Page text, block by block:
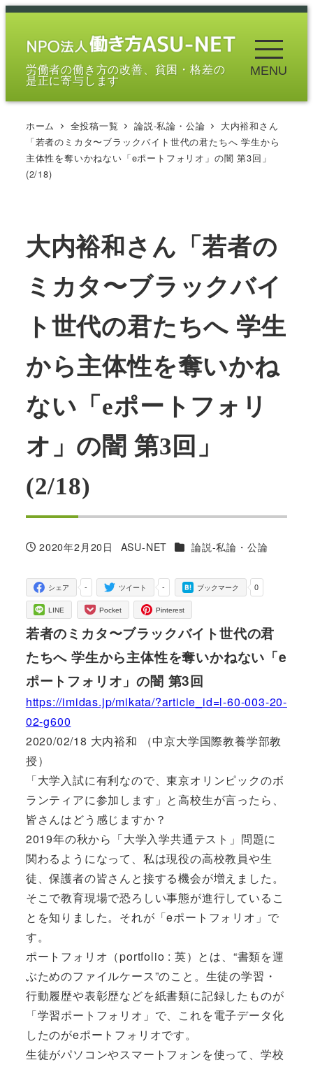
メ
労働者の働き方の改善、貧困・格差の
是正に寄与します
MENU
ホーム 全投稿一覧 論説-私論・公論
大内裕和さん
「若者のミカタ〜ブラックバイト世代の君たちへ 学生から
主体性を奪いかねない「eポートフォリオ」の闇 第3回」
(2/18)
大内裕和さん「若者の
ミカタ〜ブラックバイ
ト世代の君たちへ 学生
から主体性を奪いかね
ない「eポートフォリ
オ」の闇 第3回」
(2/18)
投稿日
2020年2月20日
著
ASU-NET カテゴリー
論説-私論・公論
-
シェア -
ツイート 0
ブックマーク
LINE Pocket Pinterest
若者のミカタ〜ブラックバイト世代の君
たちへ 学生から主体性を奪いかねない「e
ポートフォリオ」の闇 第3回
https://imidas.jp/mikata/?article_id=l-60-003-20-
02-g600
2020/02/18 大内裕和 （中京大学国際教養学部教
授）
「大学入試に有利なので、東京オリンピックのボ
ランティアに参加します」と高校生が言ったら、
皆さんはどう感じますか？
2019年の秋から「大学入学共通テスト」問題に
関わるようになって、私は現役の高校教員や生
徒、保護者の皆さんと接する機会が増えました。
そこで教育現場で恐ろしい事態が進行しているこ
とを知りました。それが「eポートフォリオ」で
す。
ポートフォリオ（portfolio : 英）とは、“書類を運
ぶためのファイルケース”のこと。生徒の学習・
行動履歴や表彰歴などを紙書類に記録したものが
「学習ポートフォリオ」で、これを電子データ化
したのがeポートフォリオです。
生徒がパソコンやスマートフォンを使って、学校